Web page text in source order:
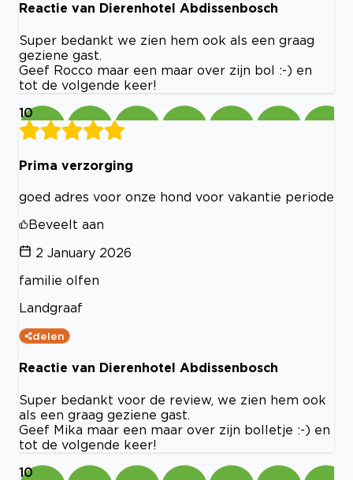
Reactie van Dierenhotel Abdissenbosch
Super bedankt we zien hem ook als een graag
geziene gast.
Geef Rocco maar een maar over zijn bol :-) en
tot de volgende keer!
10
Prima verzorging
goed adres voor onze hond voor vakantie periode
Beveelt aan
2 January 2026
familie olfen
Landgraaf
delen
Reactie van Dierenhotel Abdissenbosch
Super bedankt voor de review, we zien hem ook
als een graag geziene gast.
Geef Mika maar een maar over zijn bolletje :-) en
tot de volgende keer!
10